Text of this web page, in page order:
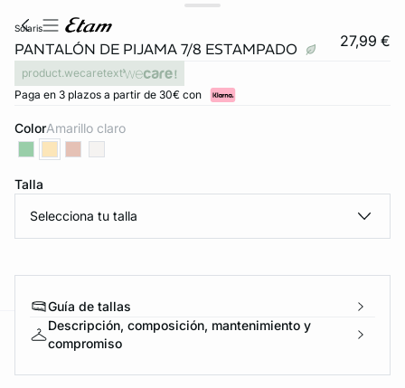
solaris
PANTALÓN DE PIJAMA 7/8 ESTAMPADO 27,99 €
product.wecaretext
Paga en 3 plazos a partir de 30€ con
Color amarillo claro
Talla
Selecciona tu talla
Guía de tallas
Descripción, composición, mantenimiento y
compromiso